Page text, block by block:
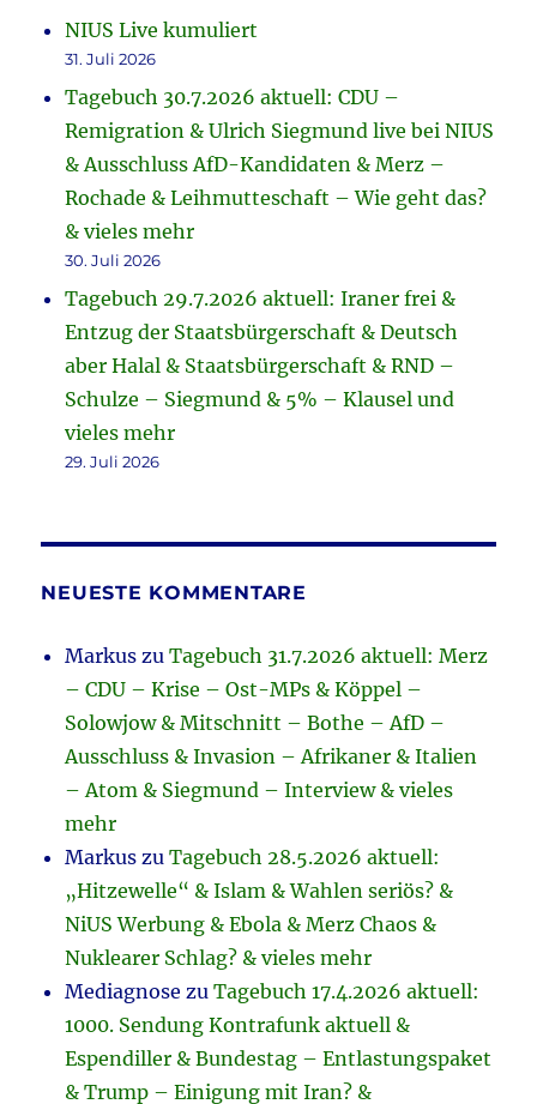
NIUS Live kumuliert
31. Juli 2026
Tagebuch 30.7.2026 aktuell: CDU –
Remigration & Ulrich Siegmund live bei NIUS
& Ausschluss AfD-Kandidaten & Merz –
Rochade & Leihmutteschaft – Wie geht das?
& vieles mehr
30. Juli 2026
Tagebuch 29.7.2026 aktuell: Iraner frei &
Entzug der Staatsbürgerschaft & Deutsch
aber Halal & Staatsbürgerschaft & RND –
Schulze – Siegmund & 5% – Klausel und
vieles mehr
29. Juli 2026
NEUESTE KOMMENTARE
Markus zuTagebuch 31.7.2026 aktuell: Merz
– CDU – Krise – Ost-MPs & Köppel –
Solowjow & Mitschnitt – Bothe – AfD –
Ausschluss & Invasion – Afrikaner & Italien
– Atom & Siegmund – Interview & vieles
mehr
Markus zuTagebuch 28.5.2026 aktuell:
„Hitzewelle“ & Islam & Wahlen seriös? &
NiUS Werbung & Ebola & Merz Chaos &
Nuklearer Schlag? & vieles mehr
Mediagnose zuTagebuch 17.4.2026 aktuell:
1000. Sendung Kontrafunk aktuell &
Espendiller & Bundestag – Entlastungspaket
& Trump – Einigung mit Iran? &